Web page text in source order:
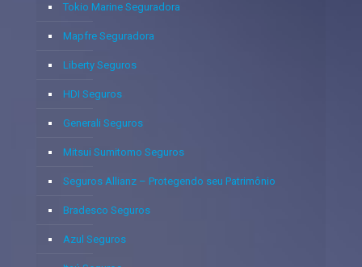
Tokio Marine Seguradora
Mapfre Seguradora
Liberty Seguros
HDI Seguros
Generali Seguros
Mitsui Sumitomo Seguros
Seguros Allianz – Protegendo seu Patrimônio
Bradesco Seguros
Azul Seguros